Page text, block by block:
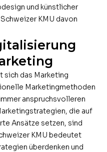
und künstlicher
KMU davon
sich das Marketing
Marketingmethoden
anspruchsvolleren
die auf
Ansätze setzen, sind
KMU bedeutet
überdenken und